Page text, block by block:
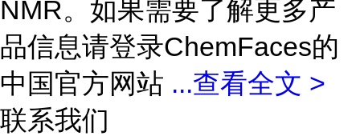
NMR。如果需要了解更多产
品信息请登录ChemFaces的
中国官方网站 ...查看全文 >
联系我们